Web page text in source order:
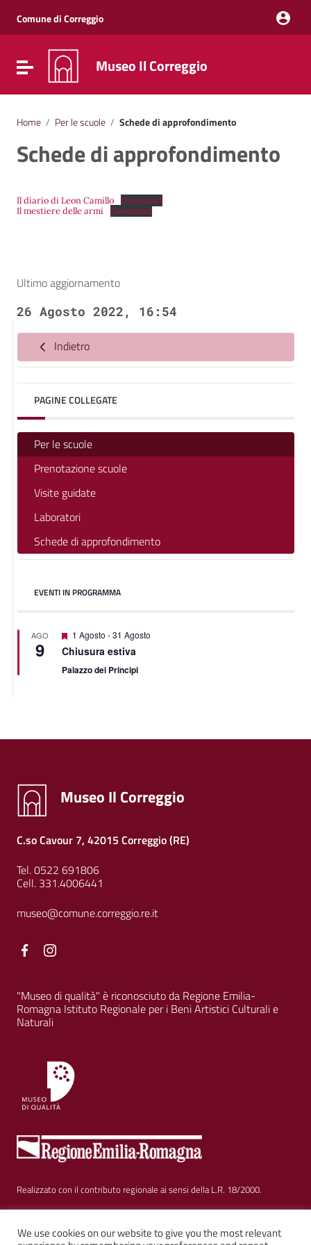
Vai al menu di navigazione
Vai al footer
Comune di Correggio
Attiva / disattiva la navigazione
Museo Il Correggio
Home / Per le scuole / Schede di approfondimento
Schede di approfondimento
Il diario di Leon Camillo
Download
Il mestiere delle armi
Download
Ultimo aggiornamento
26 Agosto 2022, 16:54
Indietro
PAGINE COLLEGATE
Per le scuole
Prenotazione scuole
Visite guidate
Laboratori
Schede di approfondimento
EVENTI IN PROGRAMMA
AGO
9
Segnalati
1 Agosto -31 Agosto
Chiusura estiva
Palazzo dei Principi
Museo Il Correggio
C.so Cavour 7, 42015 Correggio (RE)
Tel. 0522 691806
Cell. 331.4006441
museo@comune.correggio.re.it
Facebook
"Museo di qualità" è riconosciuto da Regione Emilia-
Romagna Istituto Regionale per i Beni Artistici Culturali e
Naturali
Realizzato con il contributo regionale ai sensi della L.R. 18/2000.
Sezione Link Utili
Privacy | Cookie policy | Note legali | Contatti |
We use cookies on our website to give you the most relevant